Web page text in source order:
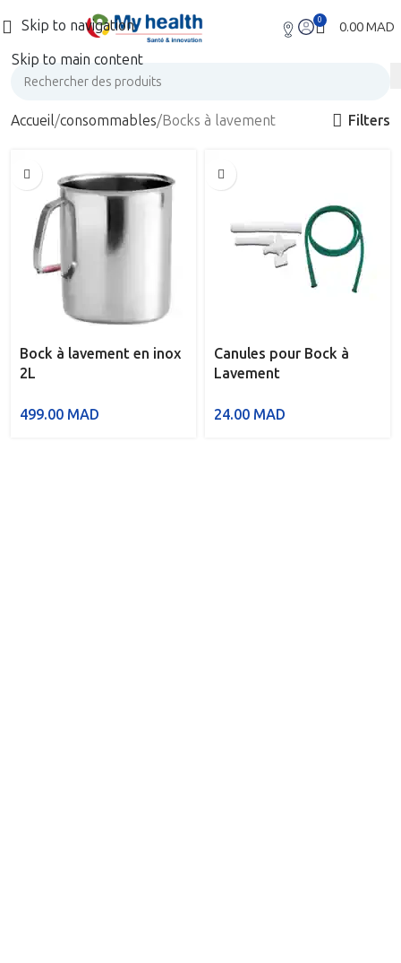
Skip to navigation
Skip to main content
0 0.00MAD
Accueil consommables Bocks à lavement Filters
Bock à lavement en inox
2L
499.00 MAD
Canules pour Bock à
Lavement
24.00 MAD